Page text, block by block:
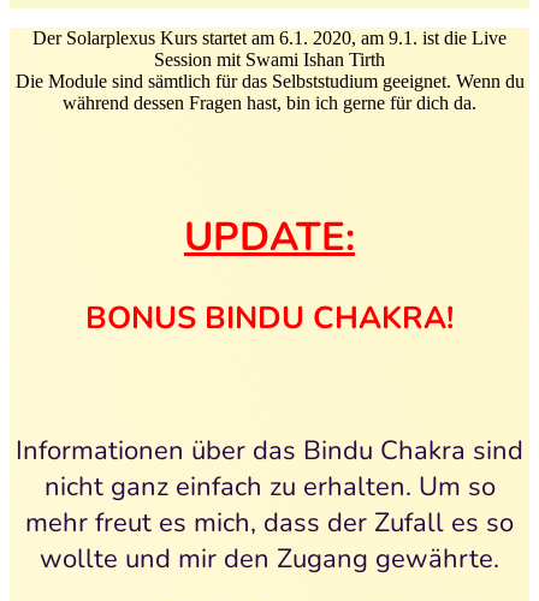
Der Solarplexus Kurs startet am 6.1. 2020, am 9.1. ist die Live
Session mit Swami Ishan Tirth
Die Module sind sämtlich für das Selbststudium geeignet. Wenn du
während dessen Fragen hast, bin ich gerne für dich da.
UPDATE:
BONUS BINDU CHAKRA!
Informationen über das Bindu Chakra sind
nicht ganz einfach zu erhalten. Um so
mehr freut es mich, dass der Zufall es so
wollte und mir den Zugang gewährte.